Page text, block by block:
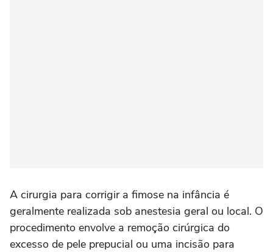
A cirurgia para corrigir a fimose na infância é
geralmente realizada sob anestesia geral ou local. O
procedimento envolve a remoção cirúrgica do
excesso de pele prepucial ou uma incisão para